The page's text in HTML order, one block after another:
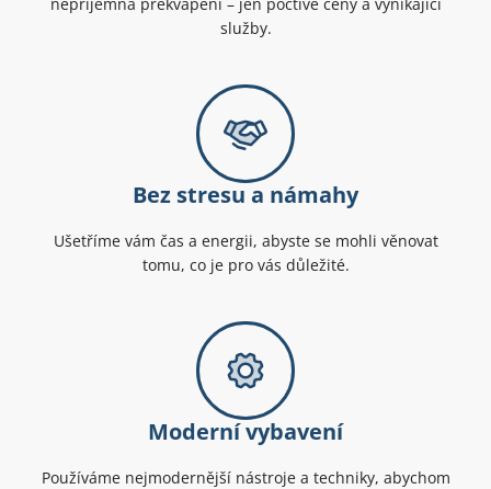
služby.
Bez stresu a námahy
Ušetříme vám čas a energii, abyste se mohli věnovat
tomu, co je pro vás důležité.
Moderní vybavení
Používáme nejmodernější nástroje a techniky, abychom